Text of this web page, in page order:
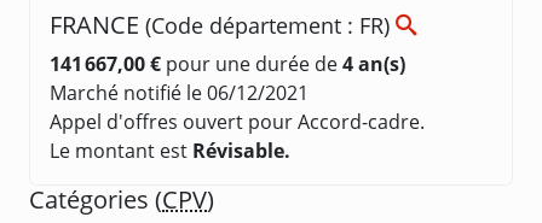
FRANCE (Code département : FR)
141 667,00 € pour une durée de4 an(s)
Marché notifié le 06/12/2021
Appel d'offres ouvert pour Accord-cadre.
Le montant est Révisable.
Catégories (CPV)